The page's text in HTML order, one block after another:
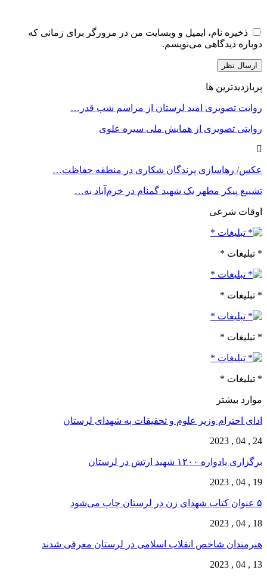
ذخیره نام، ایمیل و وبسایت من در مرورگر برای زمانی که
دوباره دیدگاهی می‌نویسم.
پربازدیدترین ها
روایت تصویری امید لرستان از مراسم شب قدر…
روایتی تصویری از همایش ملی سیره علوی
عکس/ رهاسازی پرندگان شکاری در منطقه حفاظت…
تشییع پیکر مطهر یک شهید گمنام در خرم‌آباد به…
اوقات شرعی
* تبلیغات *
* تبلیغات *
* تبلیغات *
* تبلیغات *
موارد بیشتر
ادای احترام وزیر علوم و تحقیقات به شهدای لرستان
24 , 04 , 2023
برگزاری یادواره ۱۲۰۰ شهید ارتش در لرستان
19 , 04 , 2023
۵ عنوان کتاب شهدای زن در لرستان چاپ می‌شود
18 , 04 , 2023
هنرمندان شاخص انقلاب اسلامی در لرستان معرفی شدند
13 , 04 , 2023